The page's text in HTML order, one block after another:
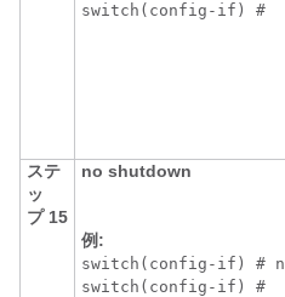
switch(config-if) #
ステ
ッ
プ 15
no shutdown
例:
switch(config-if) #
switch(config-if) #